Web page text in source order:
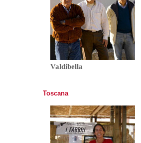
Valdibella
Toscana